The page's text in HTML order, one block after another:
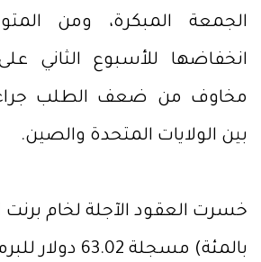
الجمعة المبكرة، ومن
انخفاضها للأسبوع الثاني
مخاوف من ضعف الطلب جراء
بين الولايات المتحدة والصين.
بالمئة) مسجلة